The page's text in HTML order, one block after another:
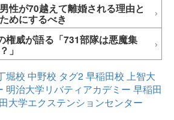
性が70越えて離婚される理由と
めにするべき
権威が語る「731部隊は悪魔集
」
堀校 中野校 タグ2早稲田校 上智大
明治大学リバティアカデミー 早稲田
大学エクステンションセンター